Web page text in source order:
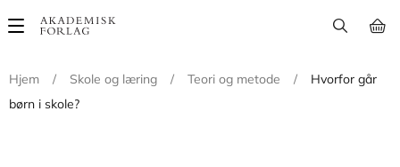
Main
Hjem
/ Skole og læring / Teori og metode /
Hvorfor går
børn i skole?